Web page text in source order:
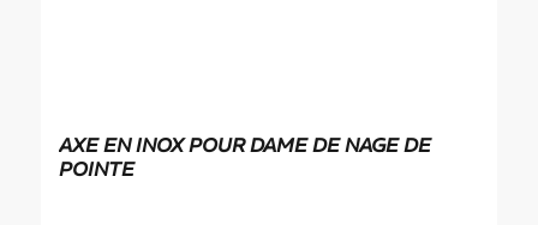
AXE EN INOX POUR DAME DE NAGE DE
POINTE